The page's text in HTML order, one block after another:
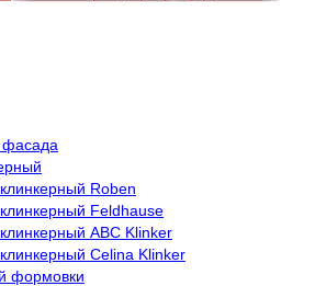
Roben
Feldhause
ABC Klinker
Celina Klinker
формовки